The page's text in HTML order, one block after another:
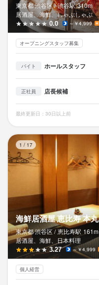
東京都 渋谷区 / 渋谷駅 310m
居酒屋、海鮮、しゃぶしゃぶ
0.0 ～￥4,999
オープニングスタッフ募集
バイト ホールスタッフ
正社員 店長候補
最終更新日：30日以上前
1 / 17
海鮮居酒屋 恵比寿 本丸
東京都 渋谷区 / 恵比寿駅 161m
居酒屋、海鮮、日本料理
3.27 ～￥4,999
個人経営